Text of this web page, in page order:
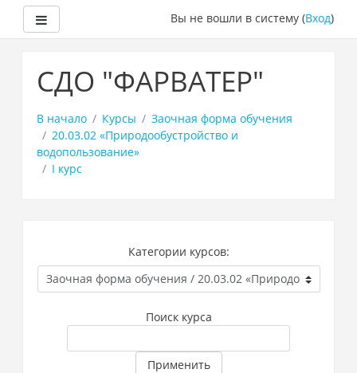
основному
содержанию
Вы не вошли в систему (Вход)
СДО "ФАРВАТЕР"
В начало Курсы
Заочная форма обучения
20.03.02 «Природообустройство и
водопользование»
I курс
Категории курсов:
Поиск курса
Применить